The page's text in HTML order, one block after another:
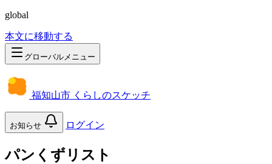
global
本文に移動する
グローバルメニュー
福知山市 くらしのスケッチ
お知らせ ログイン
パンくずリスト